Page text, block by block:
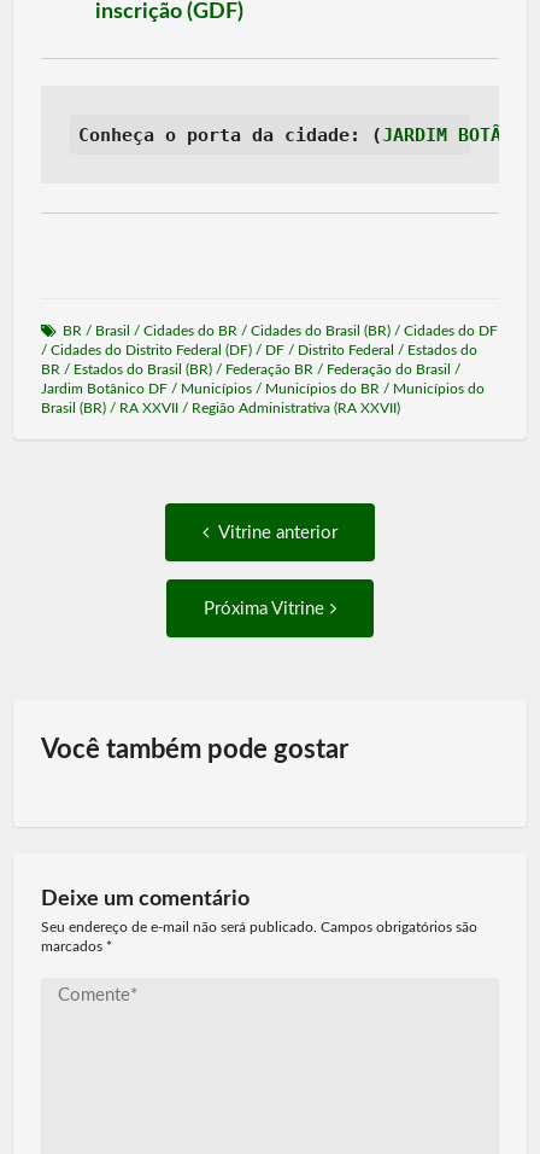
inscrição (GDF)
Conheça o porta da cidade: (JARDIM
BR / Brasil / Cidades do BR / Cidades do Brasil (BR)/ Cidades do DF
/ Cidades do Distrito Federal (DF)/ DF/ Distrito Federal / Estados do
BR / Estados do Brasil (BR)/ Federação BR / Federação do Brasil /
Jardim Botânico DF/ Municípios/ Municípios do BR / Municípios do
Brasil (BR)/ RA XXVII/ Região Administrativa (RA XXVII)
navigation
Vitrine anterior
Próxima Vitrine
Você também pode gostar
Deixe um comentário
Seu endereço de e-mail não será publicado. Campos obrigatórios são
marcados *
Comente*